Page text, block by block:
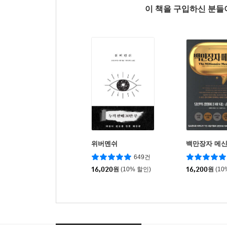
이 책을 구입하신 분
위버멘쉬
649건
16,020원 (10% 할인)
백만장자 메
16,200원